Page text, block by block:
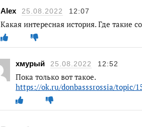
Alex 25.08.2022 12:07
Какая интересная история. Где такие
хмурый 25.08.2022 12:52
Пока только вот такое.
https://ok.ru/donbasssrossia/topic/